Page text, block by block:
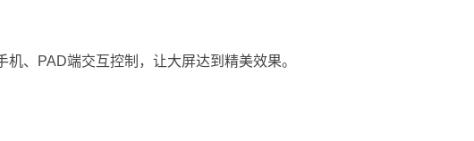
、PAD端交互控制，让大屏达到精美效果。